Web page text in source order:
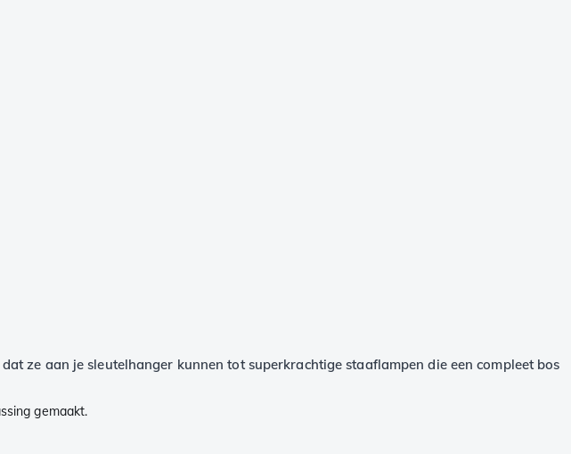
ze aan je sleutelhanger kunnen tot superkrachtige staaflampen die een compleet bos
gemaakt.